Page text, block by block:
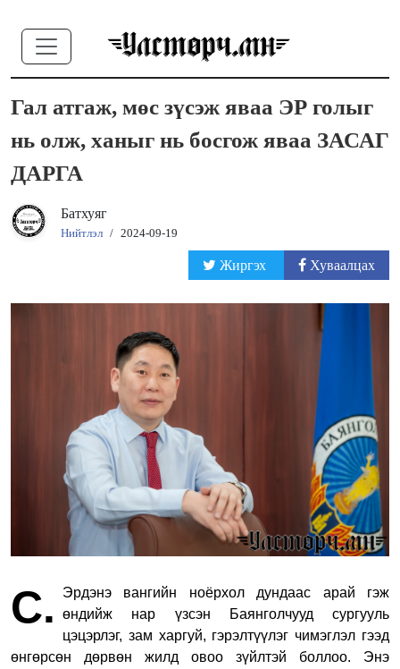
Гал атгаж, мөс зүсэж яваа ЭР голыг
нь олж, ханыг нь босгож яваа ЗАСАГ
ДАРГА
Батхуяг
Нийтлэл / 2024-09-19
Жиргэх Хуваалцах
С.
Эрдэнэ вангийн ноёрхол дундаас арай гэж
өндийж нар үзсэн Баянголчууд сургууль
цэцэрлэг, зам харгуй, гэрэлтүүлэг чимэглэл гээд
өнгөрсөн дөрвөн жилд овоо зүйлтэй боллоо. Энэ